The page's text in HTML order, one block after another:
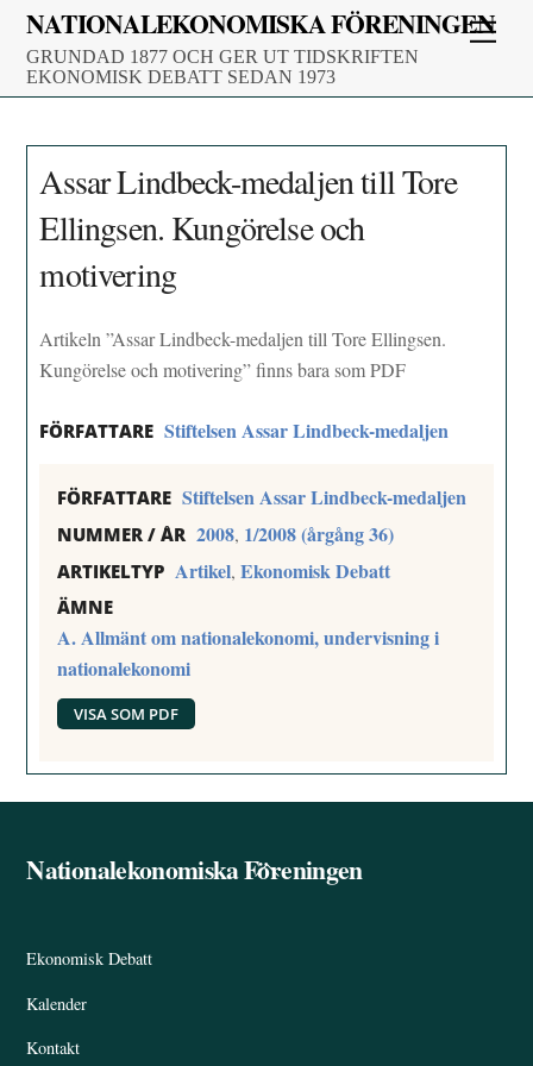
Skip
content
NATIONALEKONOMISKA FÖRENINGEN
GRUNDAD 1877 OCH GER UT TIDSKRIFTEN
EKONOMISK DEBATT SEDAN 1973
Assar Lindbeck-medaljen till Tore
Ellingsen. Kungörelse och
motivering
Artikeln ”Assar Lindbeck-medaljen till Tore Ellingsen.
Kungörelse och motivering” finns bara som PDF
FÖRFATTARE Stiftelsen Assar Lindbeck-medaljen
FÖRFATTARE Stiftelsen Assar Lindbeck-medaljen
NUMMER / ÅR 2008, 1/2008 (årgång 36)
ARTIKELTYP Artikel,Ekonomisk Debatt
ÄMNE
A. Allmänt om nationalekonomi, undervisning i
nationalekonomi
VISA SOM PDF
Back
Nationalekonomiska Föreningen
Ekonomisk Debatt
Kalender
Kontakt